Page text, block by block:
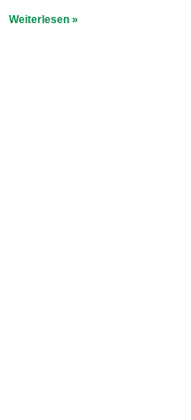
Weiterlesen »